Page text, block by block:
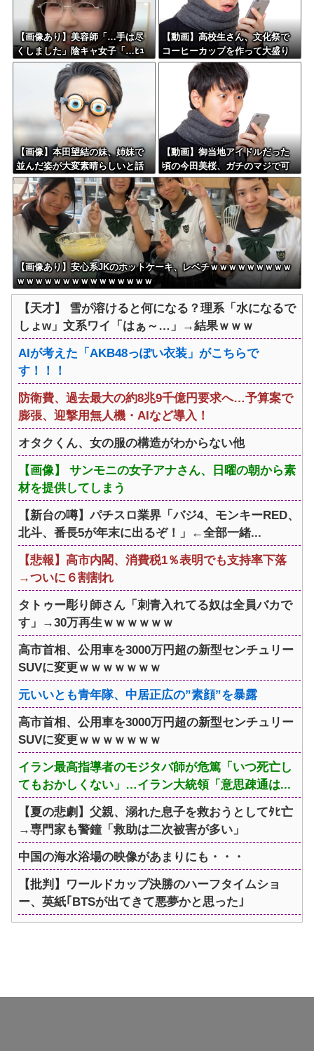
【画像あり】美容師「…手は尽
くしました」陰キャ女子「…ﾋｭ
ｯ」→結果・・・
【動画】高校生さん、文化祭で
コーヒーカップを作って大盛り
あがり←なんかどっかで見たこ
とあると話題に
【画像】本田望結の妹、姉妹で
並んだ姿が大変素晴らしいと話
題にw w w w w w w
【動画】御当地アイドルだった
頃の今田美桜、ガチのマジで可
愛くてワイらをびびらせまくっ
てしまうw w w w w w w w
【画像あり】安心系JKのホットケーキ、レベチｗｗｗｗｗｗｗｗｗ
ｗｗｗｗｗｗｗｗｗｗｗｗｗｗｗ
【天才】 雪が溶けると何になる？理系「水になるで
しょw」文系ワイ「はぁ～…」→結果ｗｗｗ
AIが考えた「AKB48っぽい衣装」がこちらで
す！！！
防衛費、過去最大の約8兆9千億円要求へ…予算案で
膨張、迎撃用無人機・AIなど導入！
オタクくん、女の服の構造がわからない他
【画像】 サンモニの女子アナさん、日曜の朝から素
材を提供してしまう
【新台の噂】パチスロ業界「バジ4、モンキーRED、
北斗、番長5が年末に出るぞ！」←全部一緒...
【悲報】高市内閣、消費税1％表明でも支持率下落
→ついに６割割れ
タトゥー彫り師さん「刺青入れてる奴は全員バカで
す」→30万再生ｗｗｗｗｗｗ
高市首相、公用車を3000万円超の新型センチュリー
SUVに変更ｗｗｗｗｗｗｗ
元いいとも青年隊、中居正広の”素顔”を暴露
高市首相、公用車を3000万円超の新型センチュリー
SUVに変更ｗｗｗｗｗｗｗ
イラン最高指導者のモジタバ師が危篤「いつ死亡し
てもおかしくない」…イラン大統領「意思疎通は...
【夏の悲劇】父親、溺れた息子を救おうとしてﾀﾋ亡
→専門家も警鐘「救助は二次被害が多い」
中国の海水浴場の映像があまりにも・・・
【批判】ワールドカップ決勝のハーフタイムショ
ー、英紙｢BTSが出てきて悪夢かと思った｣